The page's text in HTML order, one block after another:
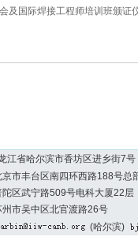
及国际焊接工程师培训班颁证
江省哈尔滨市香坊区进乡街
丰台区南四环西路188号总
陀区武宁路509号电科大厦22层
市吴中区北官渡路26号
(哈尔滨)